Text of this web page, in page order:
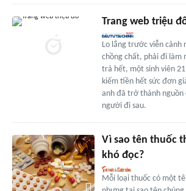
Trang web triệu
Lo lắng trước viễn
chồng chất, phải đi làm
trả hết, một sinh viên
kiếm tiền hết sức đơn
anh đã trở thành nguồn
người đi sau.
Vì sao tên thuốc
khó đọc?
Mỗi loại thuốc có một